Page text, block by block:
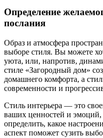
Определение
послания
Образ и атмосфера
выборе стиля. Вы можете
уюта, или, напротив,
стиле «Загородный дом»
домашнего комфорта, а
современности и
Стиль интерьера — это
ваших ценностей и эмоций,
определить, какое
аспект поможет сузить